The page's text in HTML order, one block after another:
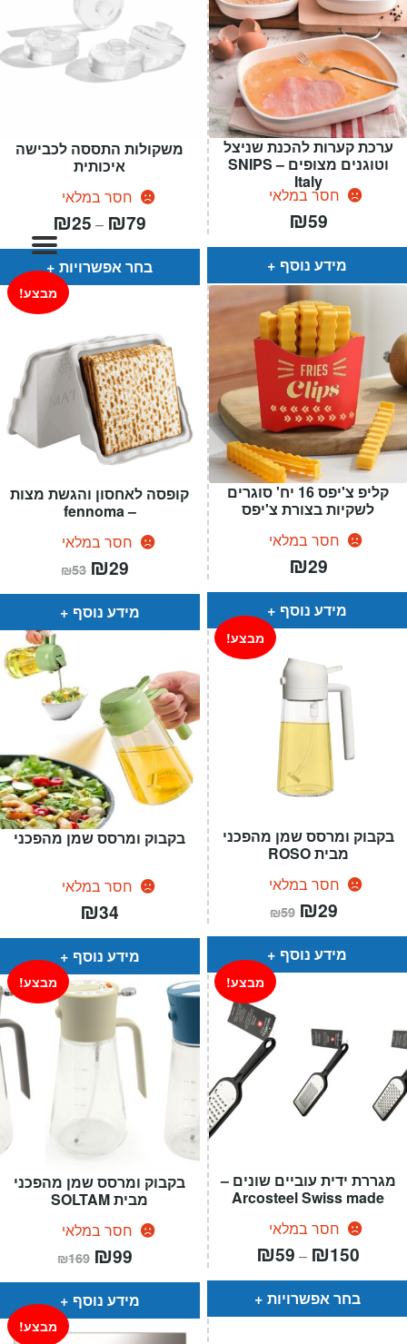
המותגים שלנו
חגים
מתנות לחנוכת בית
מתנות למטבח
מתכונים שלכם
מאמרים
עגלת קניות
תשלום
משקולות התססה לכבישה
איכותית
חסר במלאי
₪25 – ₪79
⁦₪25⁩
עד
בחר אפשרויות
ערכת קערות להכנת שניצל
וטוגנים מצופים – SNIPS
Italy
חסר במלאי
₪59
מידע נוסף
קופסה לאחסון והגשת מצות
– fennoma
חסר במלאי
מבצע!
₪53 המחיר
המקורי
היה:
₪53.
₪29
הוא:
מידע נוסף
קליפ צ'יפס 16 יח' סוגרים
לשקיות בצורת צ'יפס
חסר במלאי
₪29
מידע נוסף
בקבוק ומרסס שמן מהפכני
חסר במלאי
₪34
מידע נוסף
בקבוק ומרסס שמן מהפכני
מבית ROSO
חסר במלאי
מבצע!
₪59 המחיר
המקורי
היה:
₪59.
₪29
הוא:
מידע נוסף
בקבוק ומרסס שמן מהפכני
מבית SOLTAM
חסר במלאי
מבצע!
₪169 המחיר
המקורי
היה:
₪169.
₪99
הוא:
מידע נוסף
מגררת ידית עוביים שונים –
Arcosteel Swiss made
חסר במלאי
מבצע!
₪59 – ₪150
⁦₪59⁩
בחר אפשרויות
מבצע!